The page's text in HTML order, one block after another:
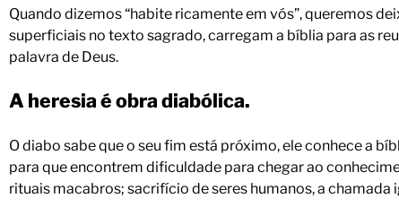
Quando dizemos “habite ricamente em vós”, queremos
superficiais no texto sagrado, carregam a bíblia para as
palavra de Deus.
A heresia é obra diabólica.
O diabo sabe que o seu fim está próximo, ele conhece a
para que encontrem dificuldade para chegar ao
rituais macabros; sacrifício de seres humanos, a chamada